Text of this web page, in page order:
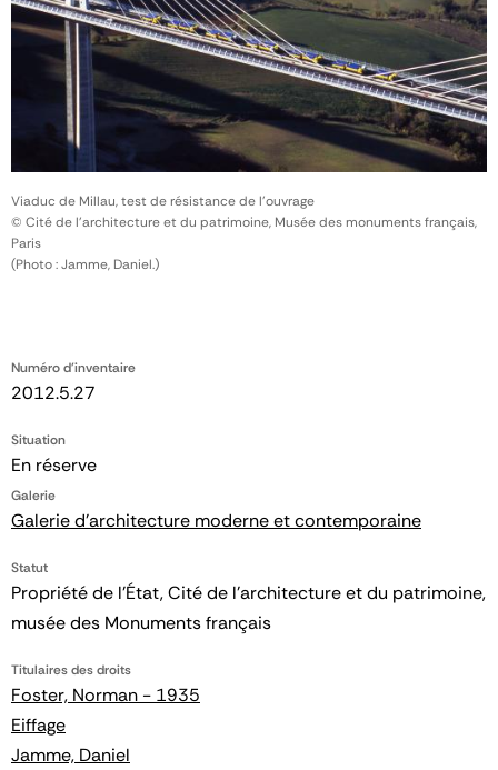
Numéro d'inventaire
2012.5.27
Situation
En réserve
Galerie
Galerie d'architecture moderne et contemporaine
Statut
Propriété de l’État, Cité de l’architecture et du patrimoine,
musée des Monuments français
Titulaires des droits
Foster, Norman - 1935
Eiffage
Jamme, Daniel
Viaduc de Millau, test de résistance de l'ouvrage
© Cité de l'architecture et du patrimoine, Musée des monuments français,
Paris
(Photo : Jamme, Daniel.)